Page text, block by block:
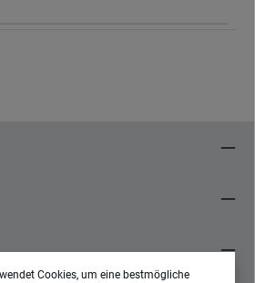
Cookies, um eine bestmögliche